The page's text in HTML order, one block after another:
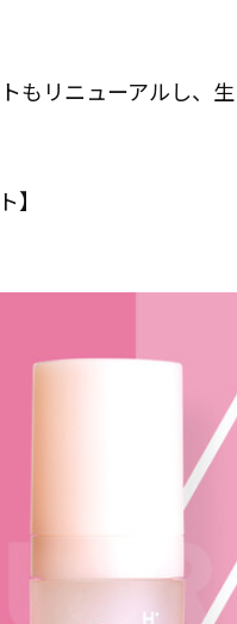
もリニューアルし、
】